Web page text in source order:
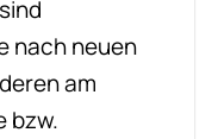
nach neuen
am
bzw.